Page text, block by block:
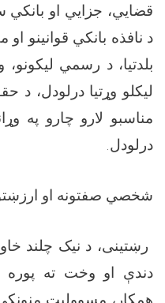
قضایي، جزایي او بانکي
د نافذه بانکي قوانینو
بلدتیا، د رسمي لیکونو،
لیکلو وړتیا درلودل، د
مناسبو لارو چارو په
درلودل
شخصي صفتونه او
رښتینی، د نیک چلند
دندې او وخت ته پوره
همکار، مسوولیت